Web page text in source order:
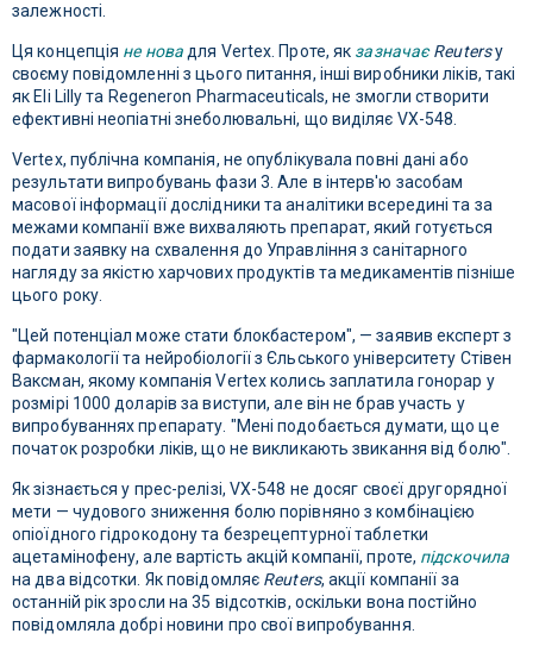
залежності.
Ця концепція не новадля Vertex. Проте, як зазначає Reutersу
своєму повідомленні з цього питання, інші виробники ліків, такі
як Eli Lilly та Regeneron Pharmaceuticals, не змогли створити
ефективні неопіатні знеболювальні, що виділяє VX-548.
Vertex, публічна компанія, не опублікувала повні дані або
результати випробувань фази 3. Але в інтерв'ю засобам
масової інформації дослідники та аналітики всередині та за
межами компанії вже вихваляють препарат, який готується
подати заявку на схвалення до Управління з санітарного
нагляду за якістю харчових продуктів та медикаментів пізніше
цього року.
"Цей потенціал може стати блокбастером", — заявив експерт з
фармакології та нейробіології з Єльського університету Стівен
Ваксман, якому компанія Vertex колись заплатила гонорар у
розмірі 1000 доларів за виступи, але він не брав участь у
випробуваннях препарату. "Мені подобається думати, що це
початок розробки ліків, що не викликають звикання від болю".
Як зізнається у прес-релізі, VX-548 не досяг своєї другорядної
мети — чудового зниження болю порівняно з комбінацією
опіоїдного гідрокодону та безрецептурної таблетки
ацетамінофену, але вартість акцій компанії, проте, підскочила
на два відсотки. Як повідомляє Reuters, акції компанії за
останній рік зросли на 35 відсотків, оскільки вона постійно
повідомляла добрі новини про свої випробування.